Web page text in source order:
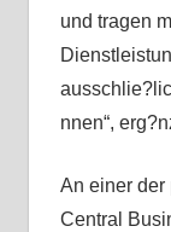
und tragen
nnen“,
An einer der
Central